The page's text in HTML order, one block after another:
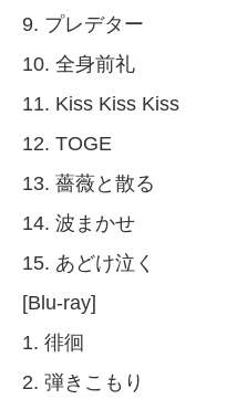
9. プレデター
10. 全身前礼
11. Kiss Kiss Kiss
12. TOGE
13. 薔薇と散る
14. 波まかせ
15. あどけ泣く
[Blu-ray]
1. 徘徊
2. 弾きこもり